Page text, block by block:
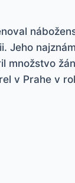
Jeho
množstvo
v Prahe v